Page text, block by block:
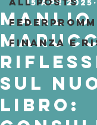
Federpromm
Finanza e
Manlio
sul
libro:
15 apr 2025